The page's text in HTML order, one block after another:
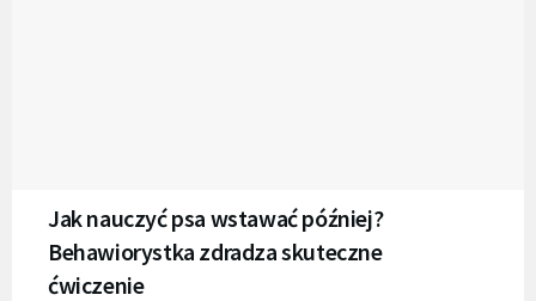
Jak nauczyć psa wstawać później?
Behawiorystka zdradza skuteczne
ćwiczenie